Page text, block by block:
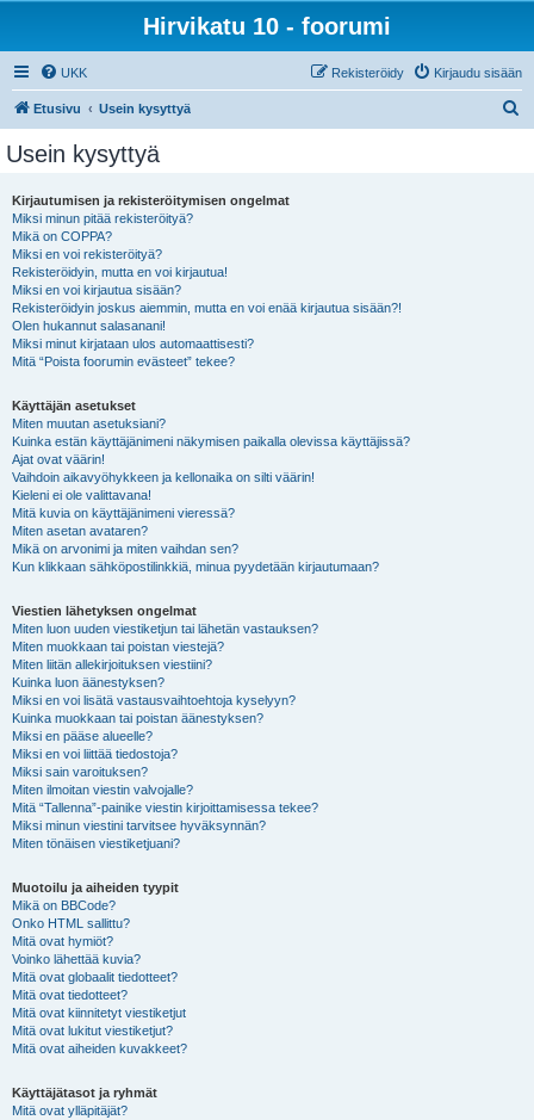
Hirvikatu 10 - foorumi
UKK Kirjaudu sisään
Rekisteröidy
Etusivu Usein kysyttyä
Usein kysyttyä
Kirjautumisen ja rekisteröitymisen ongelmat
Miksi minun pitää rekisteröityä?
Mikä on COPPA?
Miksi en voi rekisteröityä?
Rekisteröidyin, mutta en voi kirjautua!
Miksi en voi kirjautua sisään?
Rekisteröidyin joskus aiemmin, mutta en voi enää kirjautua sisään?!
Olen hukannut salasanani!
Miksi minut kirjataan ulos automaattisesti?
Mitä “Poista foorumin evästeet” tekee?
Käyttäjän asetukset
Miten muutan asetuksiani?
Kuinka estän käyttäjänimeni näkymisen paikalla olevissa käyttäjissä?
Ajat ovat väärin!
Vaihdoin aikavyöhykkeen ja kellonaika on silti väärin!
Kieleni ei ole valittavana!
Mitä kuvia on käyttäjänimeni vieressä?
Miten asetan avataren?
Mikä on arvonimi ja miten vaihdan sen?
Kun klikkaan sähköpostilinkkiä, minua pyydetään kirjautumaan?
Viestien lähetyksen ongelmat
Miten luon uuden viestiketjun tai lähetän vastauksen?
Miten muokkaan tai poistan viestejä?
Miten liitän allekirjoituksen viestiini?
Kuinka luon äänestyksen?
Miksi en voi lisätä vastausvaihtoehtoja kyselyyn?
Kuinka muokkaan tai poistan äänestyksen?
Miksi en pääse alueelle?
Miksi en voi liittää tiedostoja?
Miksi sain varoituksen?
Miten ilmoitan viestin valvojalle?
Mitä “Tallenna”-painike viestin kirjoittamisessa tekee?
Miksi minun viestini tarvitsee hyväksynnän?
Miten tönäisen viestiketjuani?
Muotoilu ja aiheiden tyypit
Mikä on BBCode?
Onko HTML sallittu?
Mitä ovat hymiöt?
Voinko lähettää kuvia?
Mitä ovat globaalit tiedotteet?
Mitä ovat tiedotteet?
Mitä ovat kiinnitetyt viestiketjut
Mitä ovat lukitut viestiketjut?
Mitä ovat aiheiden kuvakkeet?
Käyttäjätasot ja ryhmät
Mitä ovat ylläpitäjät?